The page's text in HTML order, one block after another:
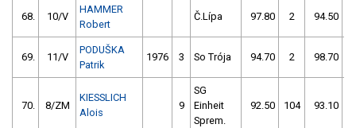
68. 10/V
HAMMER
Robert
Č.Lípa 97.80 2 94.50
69. 11/V
PODUŠKA
Patrik
1976 3 So Trója 94.70 2 98.70
70. 8/ZM
KIESSLICH
Alois
9
SG
Einheit
Sprem.
92.50 104 93.10